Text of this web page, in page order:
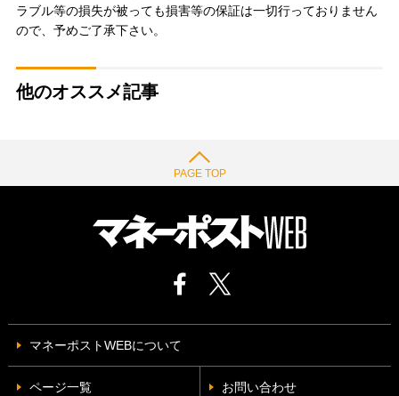
ラブル等の損失が被っても損害等の保証は一切行っておりません
ので、予めご了承下さい。
他のオススメ記事
PAGE TOP
マネーポストWEBについて
ページ一覧 お問い合わせ